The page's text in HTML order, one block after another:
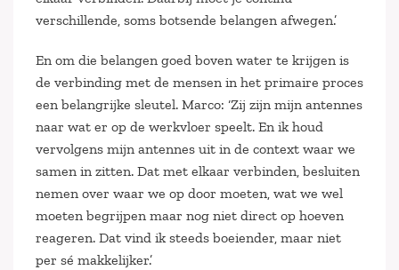
verschillende, soms botsende belangen afwegen.’
En om die belangen goed boven water te krijgen is
de verbinding met de mensen in het primaire proces
een belangrijke sleutel. Marco: ‘Zij zijn mijn antennes
naar wat er op de werkvloer speelt. En ik houd
vervolgens mijn antennes uit in de context waar we
samen in zitten. Dat met elkaar verbinden, besluiten
nemen over waar we op door moeten, wat we wel
moeten begrijpen maar nog niet direct op hoeven
reageren. Dat vind ik steeds boeiender, maar niet
per sé makkelijker.’